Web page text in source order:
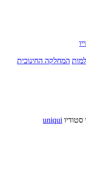
המחלקה החינוכית
סטודיו uniqui